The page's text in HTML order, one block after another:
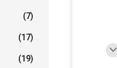
(7)
(17)
(19)